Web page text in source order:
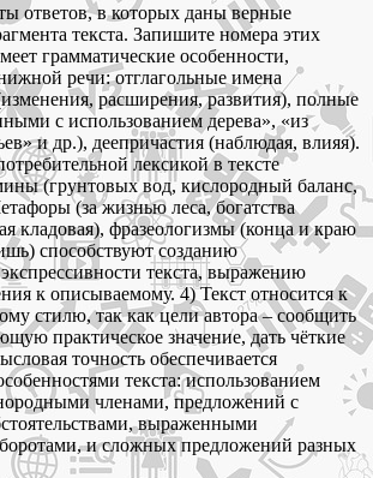
ответов, в которых даны верные
текста. Запишите номера этих
грамматические особенности,
речи: отглагольные имена
расширения, развития), полные
с использованием дерева», «из
и др.), деепричастия (наблюдая, влияя).
лексикой в тексте
(грунтовых вод, кислородный баланс,
(за жизнью леса, богатства
кладовая), фразеологизмы (конца и краю
способствуют созданию
текста, выражению
к описываемому. 4) Текст относится к
стилю, так как цели автора – сообщить
практическое значение, дать чёткие
точность обеспечивается
текста: использованием
членами, предложений с
выраженными
и сложных предложений разных